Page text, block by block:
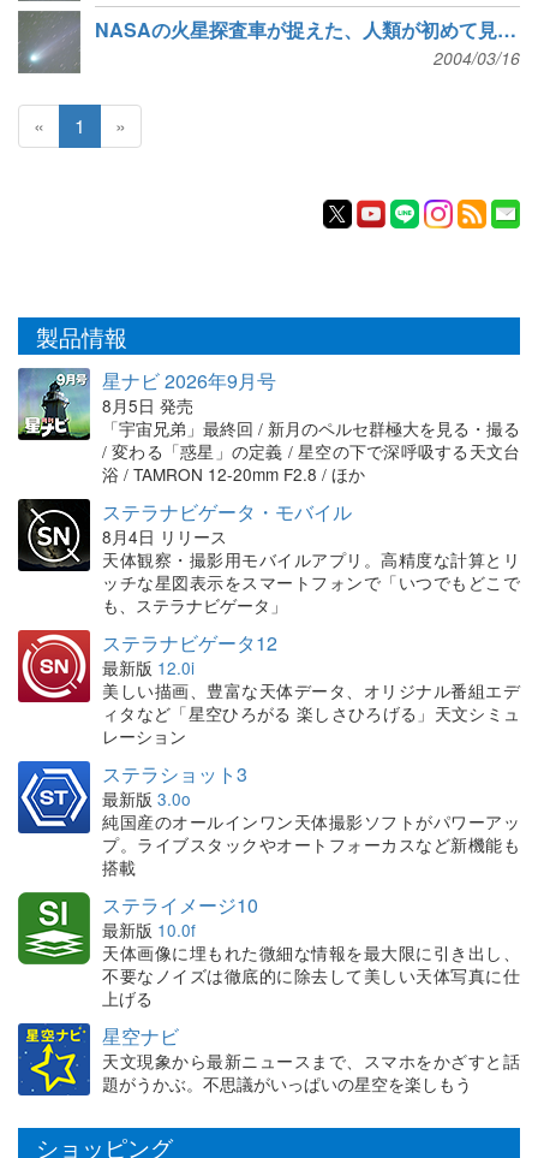
NASAの火星探査車が捉えた、人類が初めて見る他の惑星上での日食
2004/03/16
« 1 »
製品情報
星ナビ 2026年9月号
8月5日 発売
「宇宙兄弟」最終回 / 新月のペルセ群極大を見る・撮る
/ 変わる「惑星」の定義 / 星空の下で深呼吸する天文台
浴 / TAMRON 12-20mm F2.8 / ほか
ステラナビゲータ・モバイル
8月4日 リリース
天体観察・撮影用モバイルアプリ。高精度な計算とリ
ッチな星図表示をスマートフォンで「いつでもどこで
も、ステラナビゲータ」
ステラナビゲータ12
最新版 12.0i
美しい描画、豊富な天体データ、オリジナル番組エデ
ィタなど「星空ひろがる 楽しさひろげる」天文シミュ
レーション
ステラショット3
最新版 3.0o
純国産のオールインワン天体撮影ソフトがパワーアッ
プ。ライブスタックやオートフォーカスなど新機能も
搭載
ステライメージ10
最新版 10.0f
天体画像に埋もれた微細な情報を最大限に引き出し、
不要なノイズは徹底的に除去して美しい天体写真に仕
上げる
星空ナビ
天文現象から最新ニュースまで、スマホをかざすと話
題がうかぶ。不思議がいっぱいの星空を楽しもう
ショッピング